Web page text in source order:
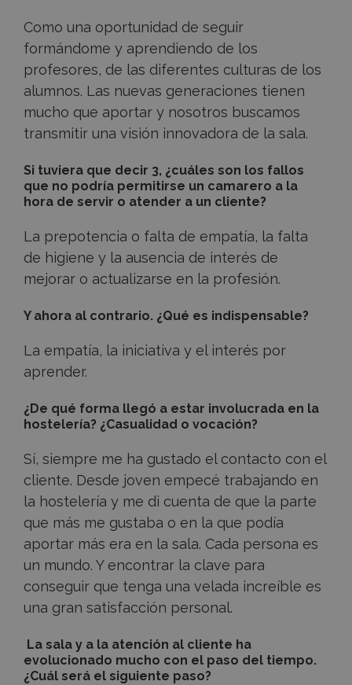
Como una oportunidad de seguir
formándome y aprendiendo de los
profesores, de las diferentes culturas de los
alumnos. Las nuevas generaciones tienen
mucho que aportar y nosotros buscamos
transmitir una visión innovadora de la sala.
Si tuviera que decir 3, ¿cuáles son los fallos
que no podría permitirse un camarero a la
hora de servir o atender a un cliente?
La prepotencia o falta de empatía, la falta
de higiene y la ausencia de interés de
mejorar o actualizarse en la profesión.
Y ahora al contrario. ¿Qué es indispensable?
La empatía, la iniciativa y el interés por
aprender.
¿De qué forma llegó a estar involucrada en la
hostelería? ¿Casualidad o vocación?
Sí, siempre me ha gustado el contacto con el
cliente. Desde joven empecé trabajando en
la hostelería y me di cuenta de que la parte
que más me gustaba o en la que podía
aportar más era en la sala. Cada persona es
un mundo. Y encontrar la clave para
conseguir que tenga una velada increíble es
una gran satisfacción personal.
La sala y a la atención al cliente ha
evolucionado mucho con el paso del tiempo.
¿Cuál será el siguiente paso?